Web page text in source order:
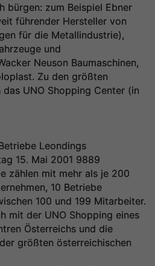
bürgen: zum Beispiel Ebner
führender Hersteller von
für die Metallindustrie),
und
Neuson Baumaschinen,
Zu den größten
UNO Shopping Center (in
Leondings
15. Mai 2001 9889
zählen mit mehr als je 200
10 Betriebe
100 und 199 Mitarbeiter.
mit der UNO Shopping eines
Österreichs und die
größten österreichischen